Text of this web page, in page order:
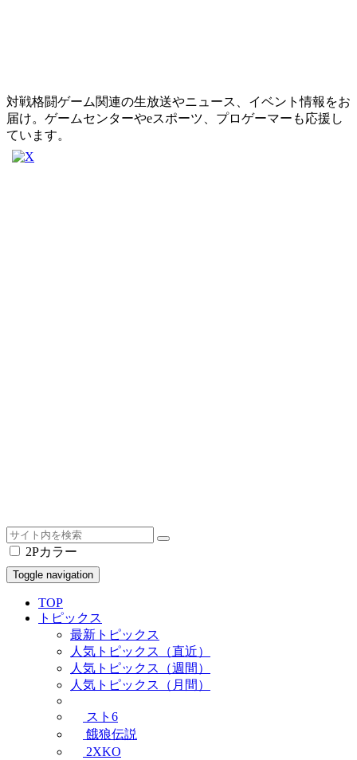
対戦格闘ゲーム関連の生放送やニュース、イベント情報をお
届け。ゲームセンターやeスポーツ、プロゲーマーも応援し
ています。
2Pカラー
Toggle navigation
TOP
トピックス
最新トピックス
人気トピックス（直近）
人気トピックス（週間）
人気トピックス（月間）
スト6
餓狼伝説
2XKO